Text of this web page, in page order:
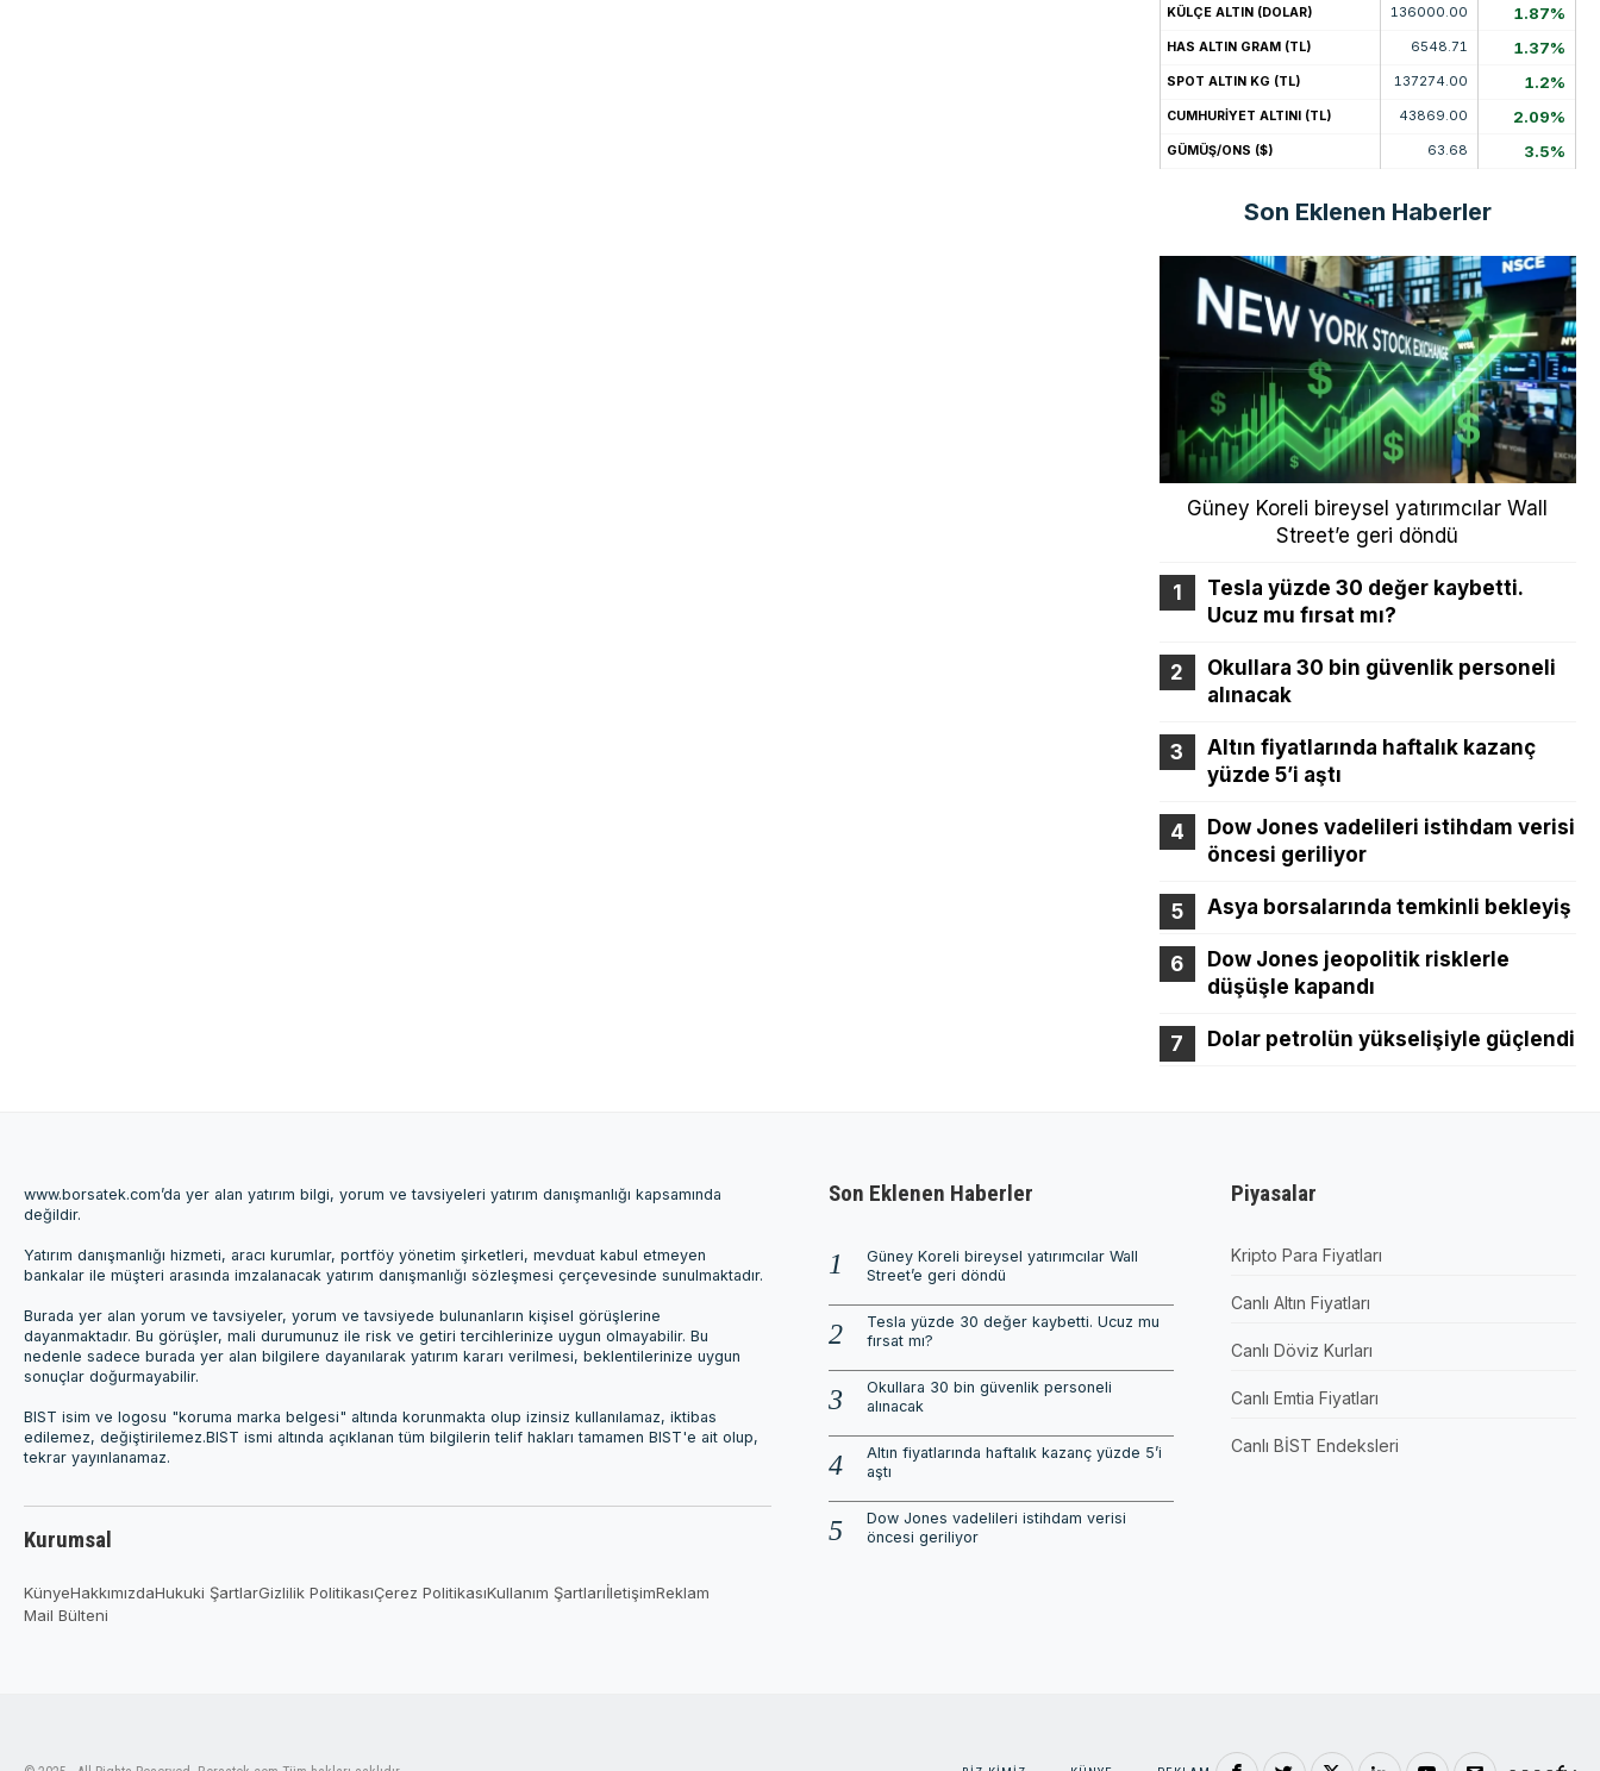
KÜLÇE ALTIN (DOLAR) 136000.00 1.87%
HAS ALTIN GRAM (TL) 6548.71 1.37%
SPOT ALTIN KG (TL) 137274.00 1.2%
CUMHURİYET ALTINI (TL) 43869.00 2.09%
GÜMÜŞ/ONS ($) 63.68 3.5%
Son Eklenen Haberler
Güney Koreli bireysel yatırımcılar Wall
Street’e geri döndü
Tesla yüzde 30 değer kaybetti.
Ucuz mu fırsat mı?
Okullara 30 bin güvenlik personeli
alınacak
Altın fiyatlarında haftalık kazanç
yüzde 5’i aştı
Dow Jones vadelileri istihdam verisi
öncesi geriliyor
Asya borsalarında temkinli bekleyiş
Dow Jones jeopolitik risklerle
düşüşle kapandı
Dolar petrolün yükselişiyle güçlendi
www.borsatek.com’da yer alan yatırım bilgi, yorum ve tavsiyeleri yatırım danışmanlığı kapsamında
değildir.
Yatırım danışmanlığı hizmeti, aracı kurumlar, portföy yönetim şirketleri, mevduat kabul etmeyen
bankalar ile müşteri arasında imzalanacak yatırım danışmanlığı sözleşmesi çerçevesinde sunulmaktadır.
Burada yer alan yorum ve tavsiyeler, yorum ve tavsiyede bulunanların kişisel görüşlerine
dayanmaktadır. Bu görüşler, mali durumunuz ile risk ve getiri tercihlerinize uygun olmayabilir. Bu
nedenle sadece burada yer alan bilgilere dayanılarak yatırım kararı verilmesi, beklentilerinize uygun
sonuçlar doğurmayabilir.
BIST isim ve logosu "koruma marka belgesi" altında korunmakta olup izinsiz kullanılamaz, iktibas
edilemez, değiştirilemez.BIST ismi altında açıklanan tüm bilgilerin telif hakları tamamen BIST'e ait olup,
tekrar yayınlanamaz.
Kurumsal
KünyeHakkımızdaHukuki ŞartlarGizlilik PolitikasıÇerez PolitikasıKullanım ŞartlarıİletişimReklam
Mail Bülteni
Son Eklenen Haberler
Güney Koreli bireysel yatırımcılar Wall
Street’e geri döndü
Tesla yüzde 30 değer kaybetti. Ucuz mu
fırsat mı?
Okullara 30 bin güvenlik personeli
alınacak
Altın fiyatlarında haftalık kazanç yüzde 5’i
aştı
Dow Jones vadelileri istihdam verisi
öncesi geriliyor
Piyasalar
Kripto Para Fiyatları
Canlı Altın Fiyatları
Canlı Döviz Kurları
Canlı Emtia Fiyatları
Canlı BİST Endeksleri